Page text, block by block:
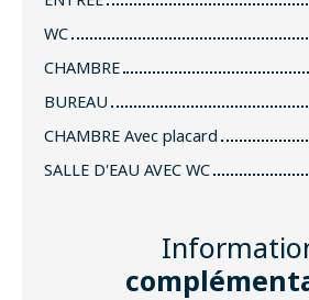
WC
CHAMBRE
BUREAU
CHAMBRE Avec placard
SALLE D'EAU AVEC WC